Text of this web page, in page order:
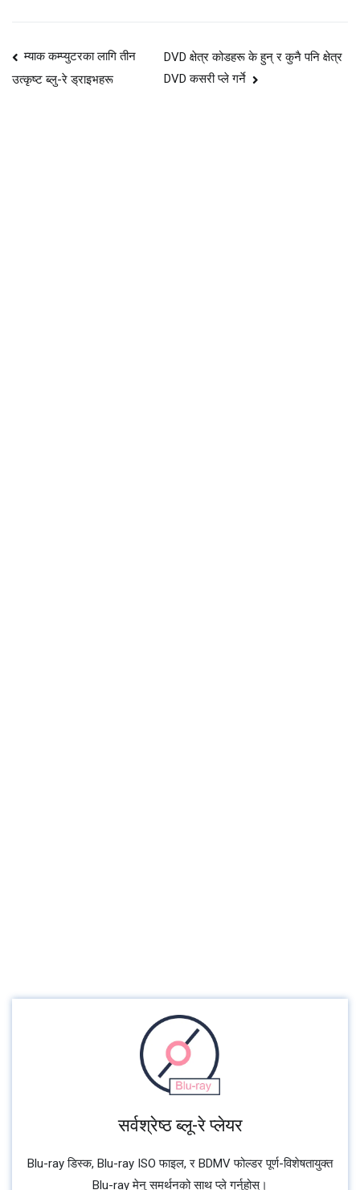
पोस्ट
नेभिगेसन
म्याक कम्प्युटरका लागि तीन
उत्कृष्ट ब्लु-रे ड्राइभहरू
DVD क्षेत्र कोडहरू के हुन् र कुनै पनि क्षेत्र
DVD कसरी प्ले गर्ने
सर्वश्रेष्ठ ब्लू-रे प्लेयर
Blu-ray डिस्क, Blu-ray ISO फाइल, र BDMV फोल्डर पूर्ण-विशेषतायुक्त
Blu-ray मेनु समर्थनको साथ प्ले गर्नुहोस्।